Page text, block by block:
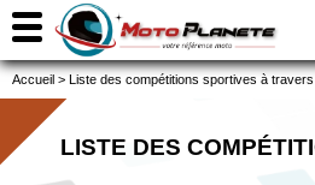
Accueil > Liste des compétitions sportives à
LISTE DES